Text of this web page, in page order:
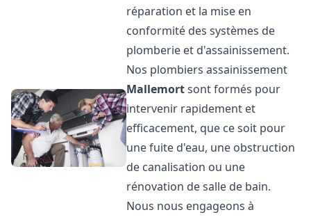
réparation et la mise en
conformité des systèmes de
plomberie et d'assainissement.
Nos plombiers assainissement
Mallemortsont formés pour
intervenir rapidement et
efficacement, que ce soit pour
une fuite d'eau, une obstruction
de canalisation ou une
rénovation de salle de bain.
Nous nous engageons à